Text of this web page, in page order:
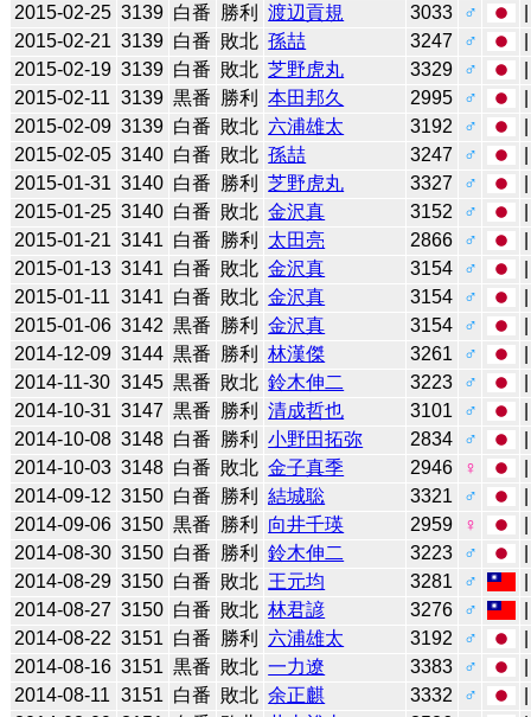
2015-02-25 3139 白番 勝利 渡辺貢規 3033 ♂
2015-02-21 3139 白番 敗北 孫喆 3247 ♂
2015-02-19 3139 白番 敗北 芝野虎丸 3329 ♂
2015-02-11 3139 黒番 勝利 本田邦久 2995 ♂
2015-02-09 3139 白番 敗北 六浦雄太 3192 ♂
2015-02-05 3140 白番 敗北 孫喆 3247 ♂
2015-01-31 3140 白番 勝利 芝野虎丸 3327 ♂
2015-01-25 3140 白番 敗北 金沢真 3152 ♂
2015-01-21 3141 白番 勝利 太田亮 2866 ♂
2015-01-13 3141 白番 敗北 金沢真 3154 ♂
2015-01-11 3141 白番 敗北 金沢真 3154 ♂
2015-01-06 3142 黒番 勝利 金沢真 3154 ♂
2014-12-09 3144 黒番 勝利 林漢傑 3261 ♂
2014-11-30 3145 黒番 敗北 鈴木伸二 3223 ♂
2014-10-31 3147 黒番 勝利 清成哲也 3101 ♂
2014-10-08 3148 白番 勝利 小野田拓弥 2834 ♂
2014-10-03 3148 白番 敗北 金子真季 2946 ♀
2014-09-12 3150 白番 勝利 結城聡 3321 ♂
2014-09-06 3150 黒番 勝利 向井千瑛 2959 ♀
2014-08-30 3150 白番 勝利 鈴木伸二 3223 ♂
2014-08-29 3150 白番 敗北 王元均 3281 ♂
2014-08-27 3150 白番 敗北 林君諺 3276 ♂
2014-08-22 3151 白番 勝利 六浦雄太 3192 ♂
2014-08-16 3151 黒番 敗北 一力遼 3383 ♂
2014-08-11 3151 白番 敗北 余正麒 3332 ♂